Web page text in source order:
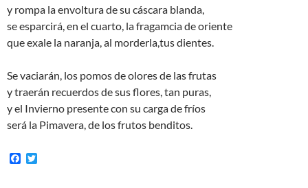
y rompa la envoltura de su cáscara blanda,
se esparcirá, en el cuarto, la fragamcia de oriente
que exale la naranja, al morderla,tus dientes.
Se vaciarán, los pomos de olores de las frutas
y traerán recuerdos de sus flores, tan puras,
y el Invierno presente con su carga de fríos
será la Pimavera, de los frutos benditos.
F